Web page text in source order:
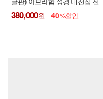
70CD - (구약46CD + 신약24CD)
380,000 40